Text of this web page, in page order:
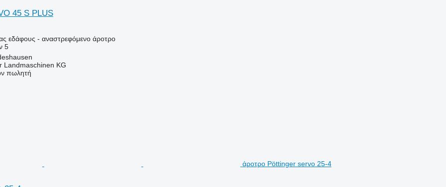
45 S PLUS
εδάφους - αναστρεφόμενο άροτρο
5
Landmaschinen KG
πωλητή
άροτρο Pöttinger servo 25-4